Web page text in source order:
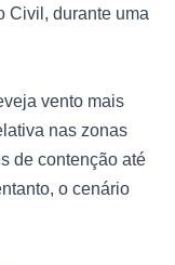
Civil, durante uma
vento mais
nas zonas
de contenção até
o cenário